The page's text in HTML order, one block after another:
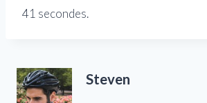
41 secondes.
Steven